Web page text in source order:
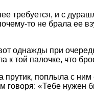
требуется, и с
то не брала ее
однажды при
к той палочке, что
поплыла с ним
«Тебе нужен